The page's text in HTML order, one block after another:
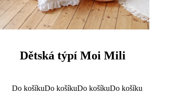
Dětská týpí Moi Mili
Do košíkuDo košíkuDo košíkuDo košíku